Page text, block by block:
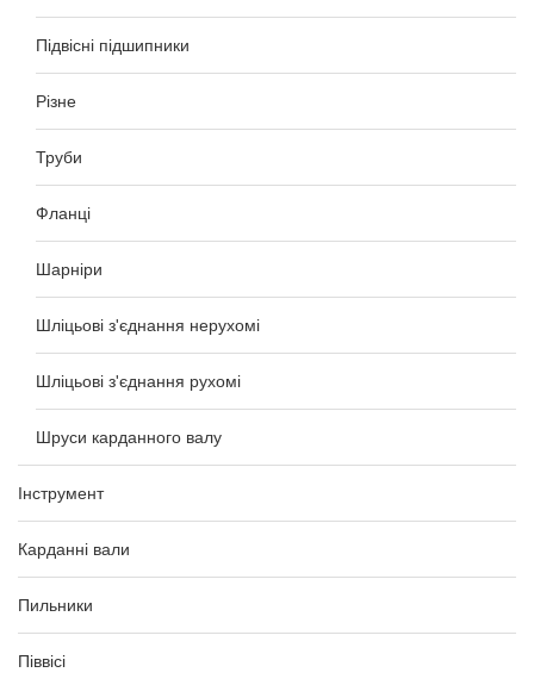
Підвісні підшипники
Різне
Труби
Фланці
Шарніри
Шліцьові з'єднання нерухомі
Шліцьові з'єднання рухомі
Шруси карданного валу
Інструмент
Карданні вали
Пильники
Піввісі